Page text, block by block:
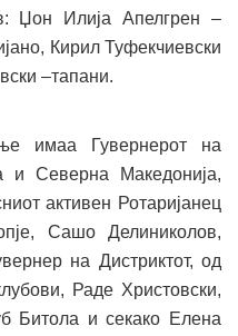
Џон Илија Апелгрен –
Кирил Туфекчиевски
–тапани.
имаа Гувернерот на
и Северна Македонија,
активен Ротаријанец
Сашо Делиниколов,
на Дистриктот, од
Раде Христовски,
Битола и секако Елена